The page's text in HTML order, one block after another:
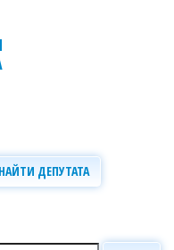
НАЙТИ ДЕПУТАТА